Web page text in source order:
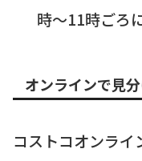
時〜11時ごろ
オンラインで見
コストコオンラ